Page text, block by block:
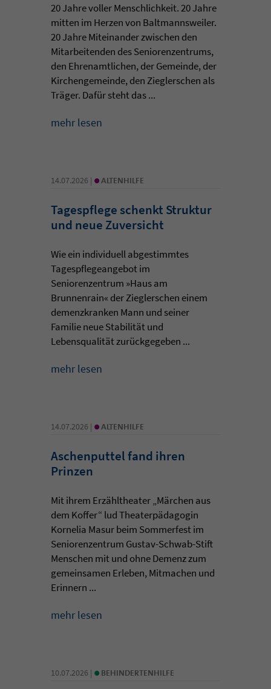
20 Jahre voller Menschlichkeit. 20 Jahre
mitten im Herzen von Baltmannsweiler.
20 Jahre Miteinander zwischen den
Mitarbeitenden des Seniorenzentrums,
den Ehrenamtlichen, der Gemeinde, der
Kirchengemeinde, den Zieglerschen als
Träger. Dafür steht das ...
mehr lesen
14.07.2026 | • ALTENHILFE
Tagespflege schenkt Struktur
und neue Zuversicht
Wie ein individuell abgestimmtes
Tagespflegeangebot im
Seniorenzentrum »Haus am
Brunnenrain« der Zieglerschen einem
demenzkranken Mann und seiner
Familie neue Stabilität und
Lebensqualität zurückgegeben ...
mehr lesen
14.07.2026 | • ALTENHILFE
Aschenputtel fand ihren
Prinzen
Mit ihrem Erzähltheater „Märchen aus
dem Koffer“ lud Theaterpädagogin
Kornelia Masur beim Sommerfest im
Seniorenzentrum Gustav-Schwab-Stift
Menschen mit und ohne Demenz zum
gemeinsamen Erleben, Mitmachen und
Erinnern ...
mehr lesen
10.07.2026 | • BEHINDERTENHILFE